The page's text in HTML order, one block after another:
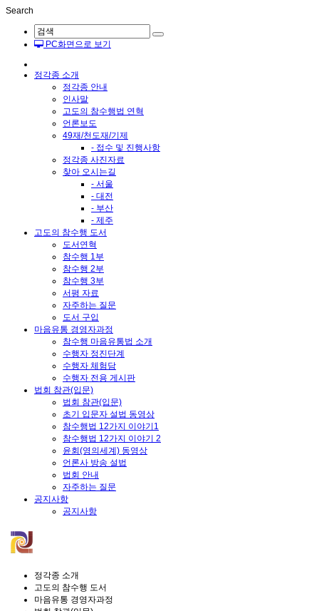
Search
PC화면으로 보기
정각종 소개
정각종 안내
인사말
고도의 참수행법 연혁
언론보도
49재/천도재/기제
- 접수 및 진행사항
정각종 사진자료
찾아 오시는길
- 서울
- 대전
- 부산
- 제주
고도의 참수행 도서
도서연혁
참수행 1부
참수행 2부
참수행 3부
서평 자료
자주하는 질문
도서 구입
마음유통 경영자과정
참수행 마음유통법 소개
수행자 정진단계
수행자 체험담
수행자 전용 게시판
법회 참관(입문)
법회 참관(입문)
초기 입문자 설법 동영상
참수행법 12가지 이야기1
참수행법 12가지 이야기 2
윤회(영의세계) 동영상
언론사 방송 설법
법회 안내
자주하는 질문
공지사항
공지사항
정각종 소개
고도의 참수행 도서
마음유통 경영자과정